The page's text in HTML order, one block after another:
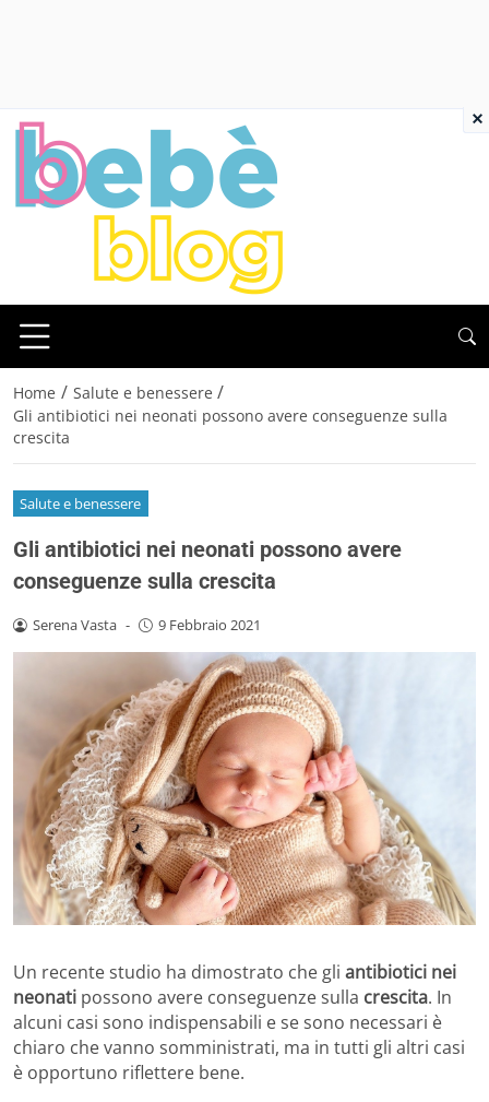
Home / Salute e benessere /
Gli antibiotici nei neonati possono avere conseguenze sulla
crescita
Salute e benessere
Gli antibiotici nei neonati possono avere
conseguenze sulla crescita
Serena Vasta - 9 Febbraio 2021
Un recente studio ha dimostrato che gli antibiotici nei
neonati possono avere conseguenze sulla crescita. In
alcuni casi sono indispensabili e se sono necessari è
chiaro che vanno somministrati, ma in tutti gli altri casi
è opportuno riflettere bene.
×